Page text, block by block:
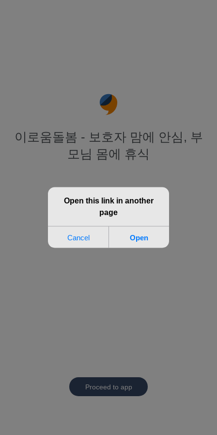
이로움돌봄 - 보호자 맘에 안심, 부
모님 몸에 휴식
Proceed to app